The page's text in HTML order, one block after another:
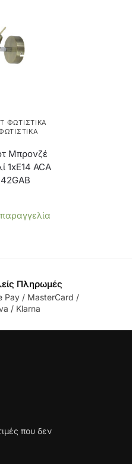
ΦΩΤΙΣΤΙΚΆ
Μπρονζέ
1xE14 ACA
Πληρωμές
Pay / MasterCard /
/ Klarna
που δεν